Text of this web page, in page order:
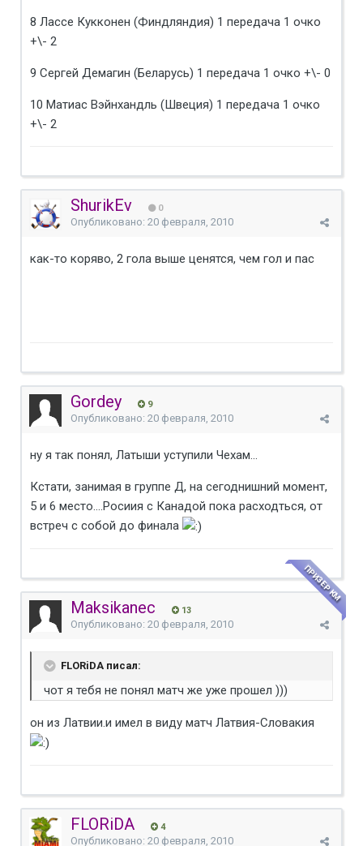
8 Лассе Кукконен (Финдляндия) 1 передача 1 очко
+\- 2
9 Сергей Демагин (Беларусь) 1 передача 1 очко +\- 0
10 Матиас Вэйнхандль (Швеция) 1 передача 1 очко
+\- 2
ShurikEv 0
Опубликовано: 20 февраля, 2010
как-то коряво, 2 гола выше ценятся, чем гол и пас
Gordey 9
Опубликовано: 20 февраля, 2010
ну я так понял, Латыши уступили Чехам...
Кстати, занимая в группе Д, на сегоднишний момент,
5 и 6 место....Росиия с Канадой пока расходться, от
встреч с собой до финала
Maksikanec 13
ПРИЗЕР КМ
Опубликовано: 20 февраля, 2010
FLORiDA писал:
чот я тебя не понял матч же уже прошел )))
он из Латвии.и имел в виду матч Латвия-Словакия
FLORiDA 4
Опубликовано: 20 февраля, 2010